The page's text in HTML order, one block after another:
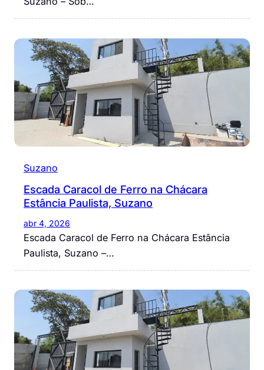
Suzano
Escada Caracol de Ferro na Chácara
Estância Paulista, Suzano
abr 4, 2026
Escada Caracol de Ferro na Chácara Estância
Paulista, Suzano –…